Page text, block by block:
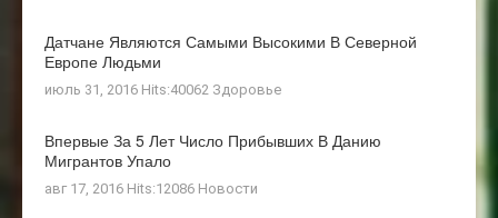
Датчане Являются Самыми Высокими В Северной
Европе Людьми
июль 31, 2016 Hits:40062 Здоровье
Впервые За 5 Лет Число Прибывших В Данию
Мигрантов Упало
авг 17, 2016 Hits:12086 Новости